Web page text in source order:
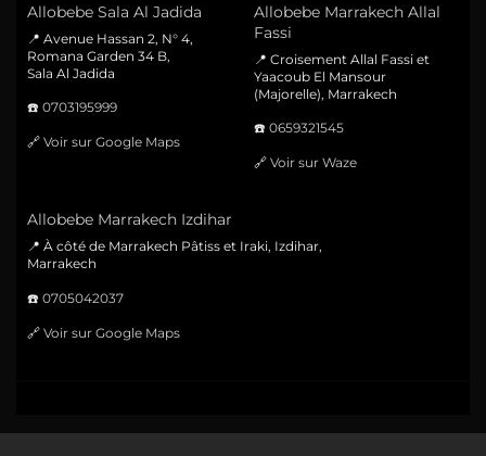
Allobebe Sala Al Jadida
📍 Avenue Hassan 2, N° 4,
Romana Garden 34 B,
Sala Al Jadida
☎️ 0703195999
🔗 Voir sur Google Maps
Allobebe Marrakech Allal
Fassi
📍 Croisement Allal Fassi et
Yaacoub El Mansour
(Majorelle), Marrakech
☎️ 0659321545
🔗 Voir sur Waze
Allobebe Marrakech Izdihar
📍 À côté de Marrakech Pâtiss et Iraki, Izdihar,
Marrakech
☎️ 0705042037
🔗 Voir sur Google Maps